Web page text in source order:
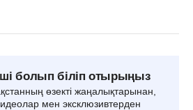
болып біліп отырыңыз
өзекті жаңалықтарынан,
мен эксклюзивтерден